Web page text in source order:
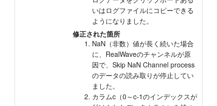
いはログファイルにコピーできる
ようになりました。
修正された箇所
NaN（非数）値が長く続いた場合
に、RealWaveのチャンネルが原
因で、Skip NaN Channel process
のデータの読み取りが停止してい
ました。
カラムc（0～c-1のインデックスが